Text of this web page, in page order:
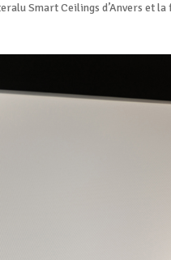
Smart Ceilings d’Anvers et la